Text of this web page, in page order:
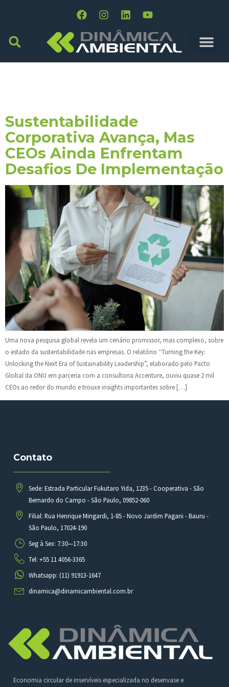
Sustentabilidade
Corporativa Avança, Mas
CEOs Ainda Enfrentam
Desafios De Implementação
Uma nova pesquisa global revela um cenário promissor, mas complexo, sobre
o estado da sustentabilidade nas empresas. O relatório “Turning the Key:
Unlocking the Next Era of Sustainability Leadership”, elaborado pelo Pacto
Global da ONU em parceria com a consultoria Accenture, ouviu quase 2 mil
CEOs ao redor do mundo e trouxe insights importantes sobre […]
Economia circular de inservíveis especializada no desenvase e
Contato
Sede: Estrada Particular Fukutaro Yida, 1235 - Cooperativa - São
Bernardo do Campo - São Paulo, 09852-060
Filial: Rua Henrique Mingardi, 1-85 - Novo Jardim Pagani - Bauru -
São Paulo, 17024-190
Seg à Sex: 7:30—17:30
Tel: +55 11 4056-3365
Whatsapp: (11) 91913-1647
dinamica@dinamicambiental.com.br